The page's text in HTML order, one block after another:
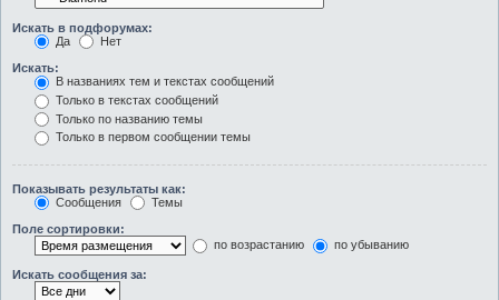
Искать в подфорумах:
Да
Нет
Искать:
В названиях тем и текстах сообщений
Только в текстах сообщений
Только по названию темы
Только в первом сообщении темы
Показывать результаты как:
Сообщения
Темы
Поле сортировки:
по возрастанию
по убыванию
Искать сообщения за: